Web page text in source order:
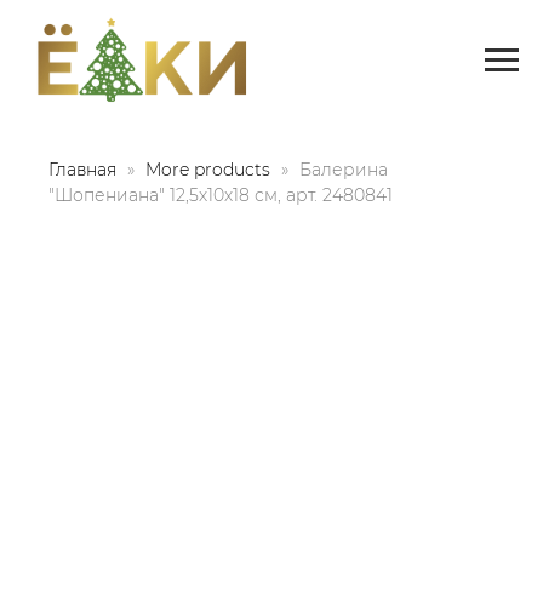
Главная More products
Балерина
"Шопениана" 12,5х10х18 см, арт. 2480841